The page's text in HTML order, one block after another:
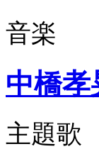
音楽
中橋孝
主題歌